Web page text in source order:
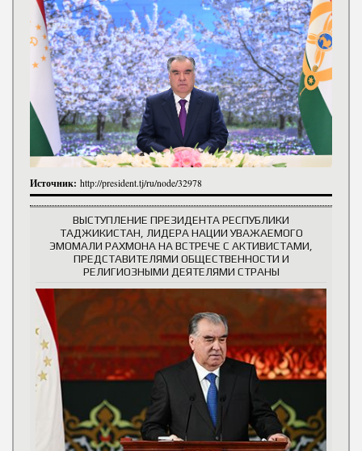
Источник: http://president.tj/ru/node/32978
ВЫСТУПЛЕНИЕ ПРЕЗИДЕНТА РЕСПУБЛИКИ
ТАДЖИКИСТАН, ЛИДЕРА НАЦИИ УВАЖАЕМОГО
ЭМОМАЛИ РАХМОНА НА ВСТРЕЧЕ С АКТИВИСТАМИ,
ПРЕДСТАВИТЕЛЯМИ ОБЩЕСТВЕННОСТИ И
РЕЛИГИОЗНЫМИ ДЕЯТЕЛЯМИ СТРАНЫ